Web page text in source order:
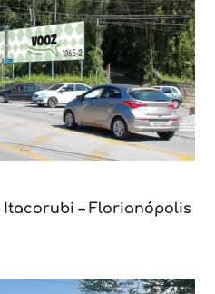
Itacorubi – Florianópolis